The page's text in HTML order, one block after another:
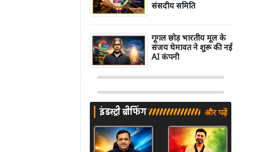
संसदीय समिति
गूगल छोड़ भारतीय मूल के
संजय घेमावत ने शुरू की नई
AI कंपनी
इंडस्ट्री ब्रीफिंग और पढ़ें